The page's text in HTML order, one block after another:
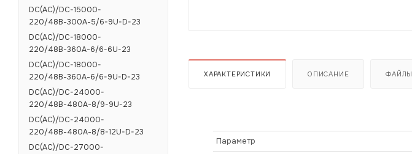
ХАРАКТЕРИСТИКИ ОПИСАНИЕ ФАЙЛЫ
Параметр
DC(AC)/DC-15000-
220/48В-300А-5/6-9U-D-23
DC(AC)/DC-18000-
220/48В-360А-6/6-6U-23
DC(AC)/DC-18000-
220/48В-360А-6/6-9U-D-23
DC(AC)/DC-24000-
220/48В-480А-8/9-9U-23
DC(AC)/DC-24000-
220/48В-480А-8/8-12U-D-23
DC(AC)/DC-27000-